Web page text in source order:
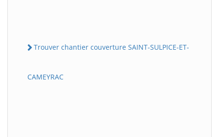
Trouver chantier couverture SAINT-SULPICE-ET-
CAMEYRAC